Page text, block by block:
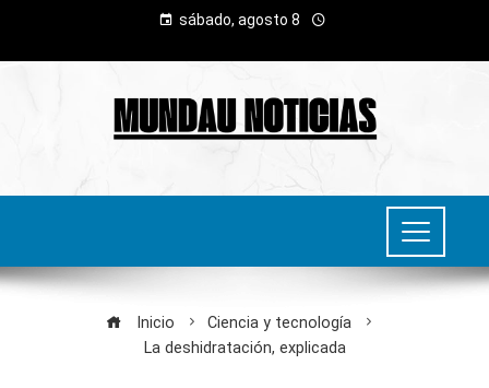
sábado, agosto 8
Inicio
Ciencia y tecnología
La deshidratación, explicada